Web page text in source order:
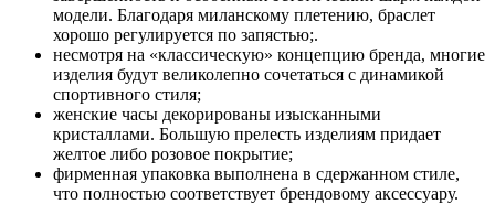
модели. Благодаря миланскому плетению, браслет
хорошо регулируется по запястью;.
несмотря на «классическую» концепцию бренда, многие
изделия будут великолепно сочетаться с динамикой
спортивного стиля;
женские часы декорированы изысканными
кристаллами. Большую прелесть изделиям придает
желтое либо розовое покрытие;
фирменная упаковка выполнена в сдержанном стиле,
что полностью соответствует брендовому аксессуару.